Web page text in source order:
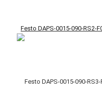
Festo DAPS-0015-090-